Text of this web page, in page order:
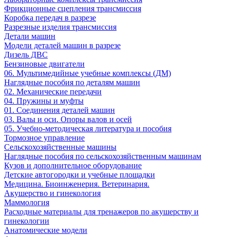
Фрикционные сцепления трансмиссия
Коробка передач в разрезе
Разрезные изделия трансмиссия
Детали машин
Модели деталей машин в разрезе
Дизель ДВС
Бензиновые двигатели
06. Мультимедийные учебные комплексы (ДМ)
Наглядные пособия по деталям машин
02. Механические передачи
04. Пружины и муфты
01. Соединения деталей машин
03. Валы и оси. Опоры валов и осей
05. Учебно-методическая литература и пособия
Тормозное управление
Сельскохозяйственные машины
Наглядные пособия по сельскохозяйственным машинам
Кузов и дополнительное оборудование
Детские автогородки и учебные площадки
Медицина. Биоинженерия. Ветеринария.
Акушерство и гинекология
Маммология
Расходные материалы для тренажеров по акушерству и
гинекологии
Анатомические модели